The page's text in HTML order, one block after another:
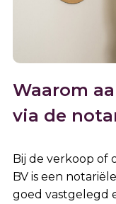
Waarom
via de
Bij de verkoop of
BV is een
goed vastgelegd